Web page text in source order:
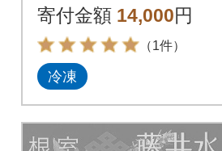
2P A-42118
寄付金額 14,000円
（1件）
冷凍